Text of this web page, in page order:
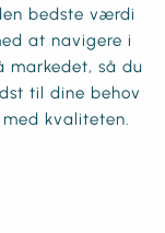
bedste værdi
at navigere i
markedet, så du
til dine behov
kvaliteten.